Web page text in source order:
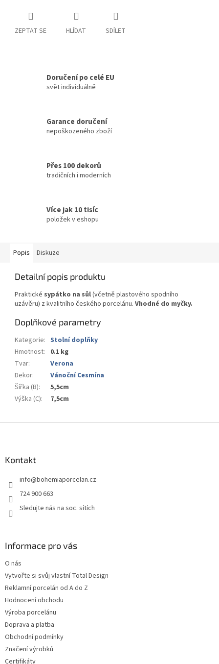
ZEPTAT SE HLÍDAT SDÍLET
Doručení po celé EU
svět individuálně
Garance doručení
nepoškozeného zboží
Přes 100 dekorů
tradičních i moderních
Více jak 10 tisíc
položek v eshopu
Popis Diskuze
Detailní popis produktu
Praktické sypátko na sůl(včetně plastového spodního
uzávěru) z kvalitního českého porcelánu. Vhodné do myčky.
Doplňkové parametry
Kategorie: Stolní doplňky
Hmotnost:
0.1 kg
Tvar:
Verona
Dekor:
Vánoční Cesmína
Šířka (B):
5,5cm
Výška (C): 7,5cm
Kontakt
info@bohemiaporcelan.cz
724 900 663
Sledujte nás na soc. sítích
Informace pro vás
O nás
Vytvořte si svůj vlastní Total Design
Reklamní porcelán od A do Z
Hodnocení obchodu
Výroba porcelánu
Doprava a platba
Obchodní podmínky
Značení výrobků
Certifikáty